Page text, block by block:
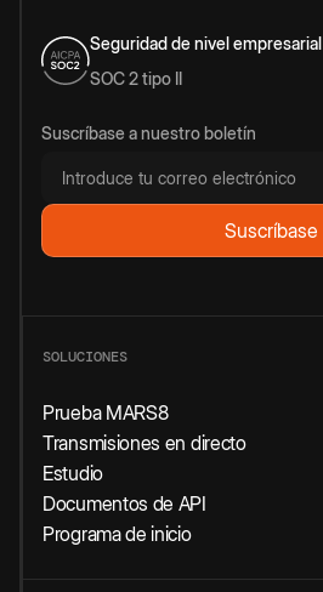
Seguridad de nivel empresarial
SOC 2 tipo II
Suscríbase a nuestro boletín
SOLUCIONES
Prueba MARS8
Transmisiones en directo
Estudio
Documentos de API
Programa de inicio